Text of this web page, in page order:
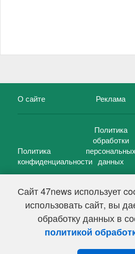
Сайт 47news использует
использовать сайт, вы
обработку данных в
политикой
О сайте Реклама
Политика
конфиденциальности
Политика
обработки
персональных
данных
47 новостей (47 news)2005 — 2026 г.
Свидетельство о регистрации СМИ Эл
Федеральной службой по надзору в
информационных технологий и